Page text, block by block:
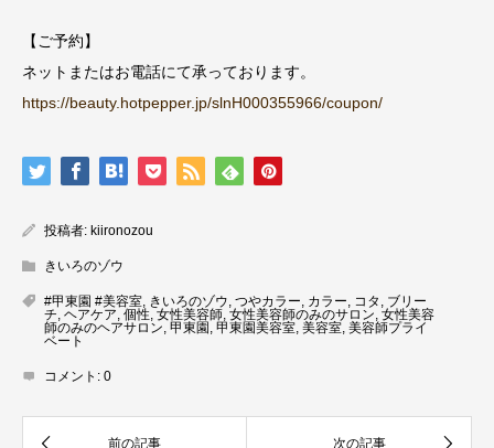
【ご予約】
ネットまたはお電話にて承っております。
https://beauty.hotpepper.jp/slnH000355966/coupon/
投稿者: kiironozou
きいろのゾウ
#甲東園 #美容室, きいろのゾウ, つやカラー, カラー, コタ , ブリー
チ, ヘアケア, 個性, 女性美容師, 女性美容師のみのサロン, 女性美容
師のみのヘアサロン, 甲東園 , 甲東園美容室, 美容室, 美容師プライ
ベート
コメント: 0